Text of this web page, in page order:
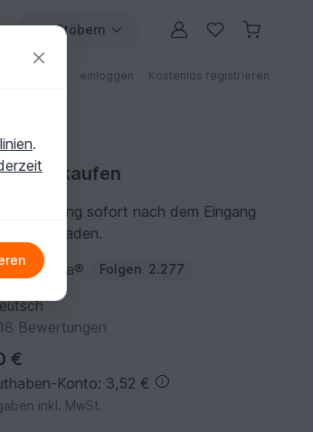
Stöbern
einloggen Kostenlos registrieren
kaufen
die Anleitung sofort nach dem Eingang
herunterladen.
Folgen 2.277
18 Bewertungen
€
Konto: 3,52 €
inkl. MwSt.
.